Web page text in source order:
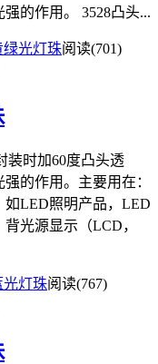
的作用。 3528凸头...
绿光灯珠阅读(701)
装时加60度凸头透
的作用。主要用在：
如LED照明产品，LED
光源显示（LCD，
光灯珠阅读(767)